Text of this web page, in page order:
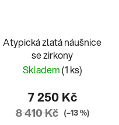
Atypická zlatá náušnice
se zirkony
Skladem(1 ks)
7 250 Kč
8 410 Kč (–13 %)